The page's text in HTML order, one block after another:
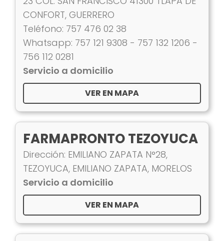
CONFORT, GUERRERO
Teléfono: 757 476 02 38
Whatsapp: 757 121 9308 - 757 132 1206 -
756 112 0281
Servicio a domicilio
VER EN MAPA
FARMAPRONTO TEZOYUCA
Dirección: EMILIANO ZAPATA N°28,
TEZOYUCA, EMILIANO ZAPATA, MORELOS
Servicio a domicilio
VER EN MAPA